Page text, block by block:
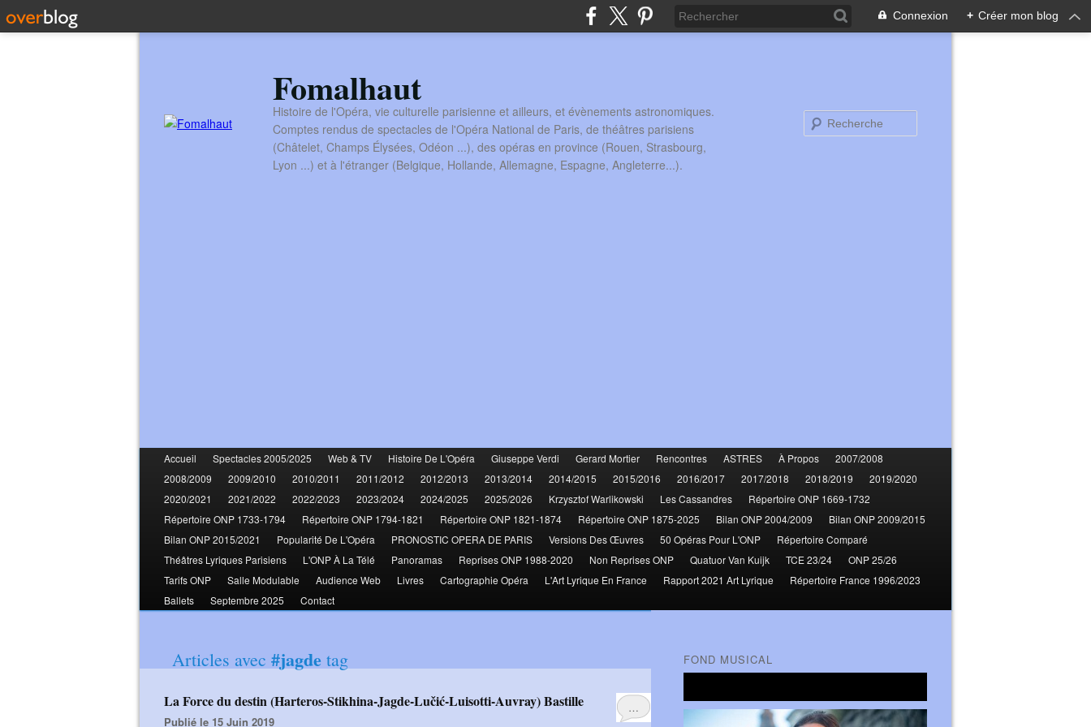
Connexion + Créer mon blog
Fomalhaut
Histoire de l'Opéra, vie culturelle parisienne et ailleurs, et évènements astronomiques.
Comptes rendus de spectacles de l'Opéra National de Paris, de théâtres parisiens
(Châtelet, Champs Élysées, Odéon ...), des opéras en province (Rouen, Strasbourg,
Lyon ...) et à l'étranger (Belgique, Hollande, Allemagne, Espagne, Angleterre...).
Accueil Spectacles 2005/2025 Web & TV Histoire De L'Opéra Giuseppe Verdi Gerard Mortier Rencontres ASTRES À Propos
2007/2008
2008/2009
2009/2010 2010/2011 2011/2012 2012/2013 2013/2014 2014/2015 2015/2016 2016/2017 2017/2018 2018/2019
2019/2020
2020/2021
2021/2022 2022/2023 2023/2024 2024/2025 2025/2026 Krzysztof Warlikowski Les Cassandres
Répertoire ONP 1669-1732
Répertoire ONP 1733-1794
Répertoire ONP 1794-1821 Répertoire ONP 1821-1874 Répertoire ONP 1875-2025 Bilan ONP 2004/2009
Bilan ONP 2009/2015
Bilan ONP 2015/2021
Popularité De L'Opéra PRONOSTIC OPERA DE PARIS Versions Des Œuvres 50 Opéras Pour L'ONP
Répertoire Comparé
Théâtres Lyriques Parisiens
L'ONP À La Télé Panoramas Reprises ONP 1988-2020 Non Reprises ONP Quatuor Van Kuijk TCE 23/24
ONP 25/26
Tarifs ONP
Salle Modulable Audience Web Livres Cartographie Opéra L'Art Lyrique En France Rapport 2021 Art Lyrique
Répertoire France 1996/2023
Ballets
Septembre 2025 Contact
Articles avec #jagde tag
…
La Force du destin (Harteros-Stikhina-Jagde-Lučić-Luisotti-Auvray) Bastille
Publié le 15 Juin 2019
FOND MUSICAL